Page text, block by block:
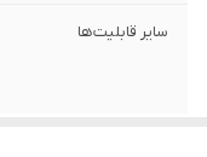
سایر قابلیت‌ها